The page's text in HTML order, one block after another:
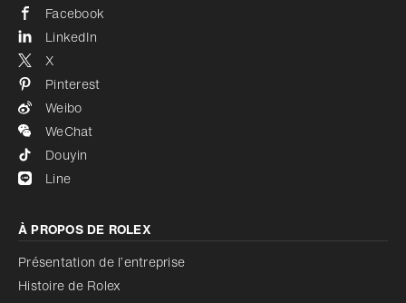
Facebook
LinkedIn
X
Pinterest
Weibo
WeChat
Douyin
Line
À PROPOS DE ROLEX
Présentation de l’entreprise
Histoire de Rolex